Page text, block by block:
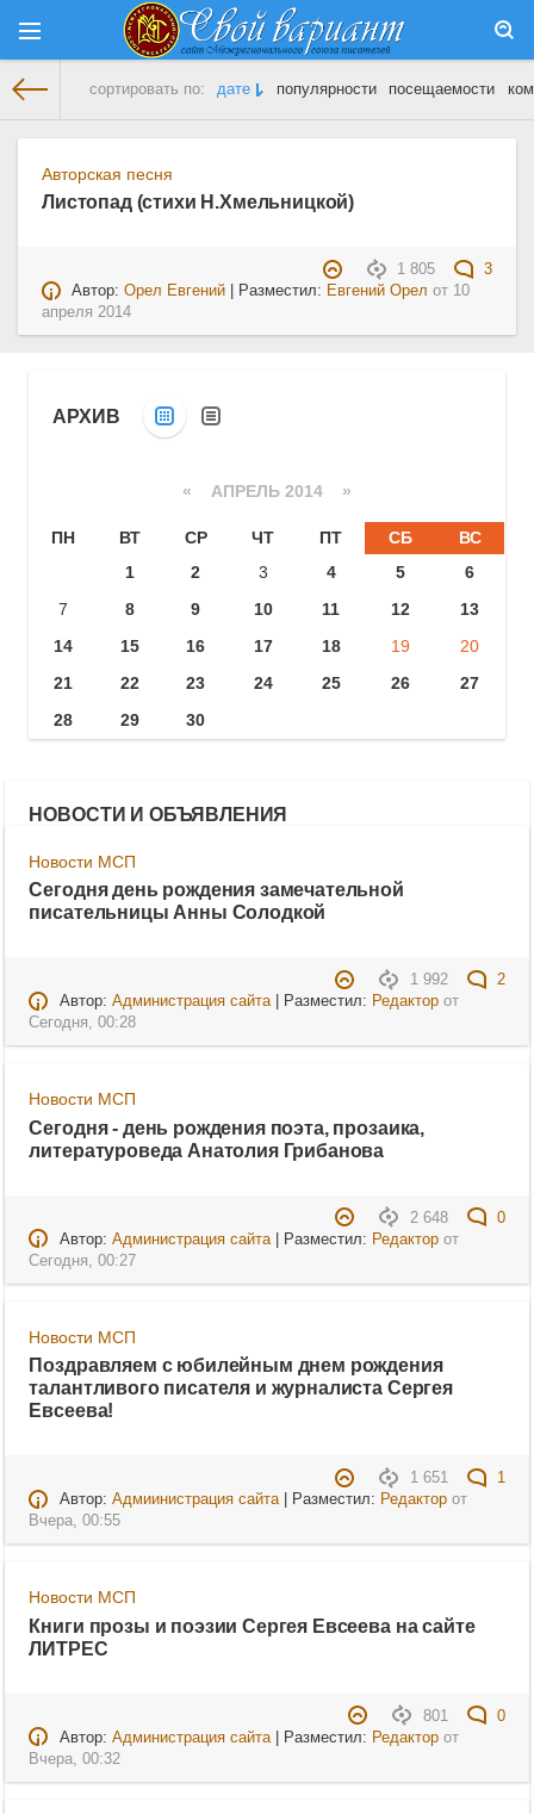
сортировать по: дате популярности посещаемости
Авторская песня
Листопад (стихи Н.Хмельницкой)
1 805
3
Автор:Орел Евгений | Разместил: Евгений Орел от 10
апреля 2014
АРХИВ
« АПРЕЛЬ 2014 »
ПН ВТ СР ЧТ ПТ СБ
ВС
1
2 3 4 5
6
7
8 9 10 11 12
13
14
15 16 17 18 19
20
21
22 23 24 25 26
27
28
29 30
НОВОСТИ И ОБЪЯВЛЕНИЯ
Новости МСП
Сегодня день рождения замечательной
писательницы Анны Солодкой
1 992
2
Автор: Администрация сайта| Разместил: Редакторот
Сегодня, 00:28
Новости МСП
Сегодня - день рождения поэта, прозаика,
литературоведа Анатолия Грибанова
2 648
0
Автор: Администрация сайта| Разместил: Редакторот
Сегодня, 00:27
Новости МСП
Поздравляем с юбилейным днем рождения
талантливого писателя и журналиста Сергея
Евсеева!
1 651
1
Автор: Адмиинистрация сайта| Разместил: Редакторот
Вчера, 00:55
Новости МСП
Книги прозы и поэзии Сергея Евсеева на сайте
ЛИТРЕС
801
0
Автор: Администрация сайта| Разместил: Редакторот
Вчера, 00:32